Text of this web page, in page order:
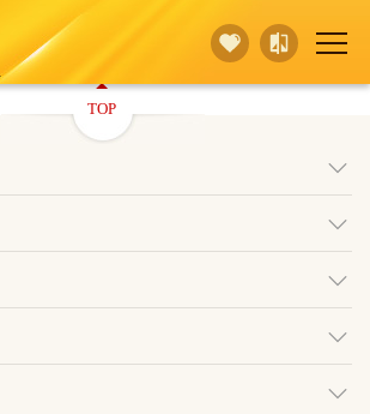
賣 車
據點查詢 HOT保障
TOP